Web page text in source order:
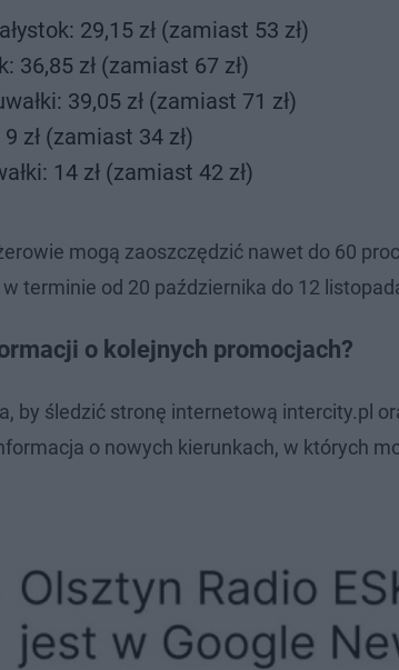
29,15 zł (zamiast 53 zł)
36,85 zł (zamiast 67 zł)
39,05 zł (zamiast 71 zł)
9 zł (zamiast 34 zł)
14 zł (zamiast 42 zł)
mogą zaoszczędzić nawet do 60
terminie od 20 października do 12
o kolejnych promocjach?
by śledzić stronę internetową intercity.pl
o nowych kierunkach, w których